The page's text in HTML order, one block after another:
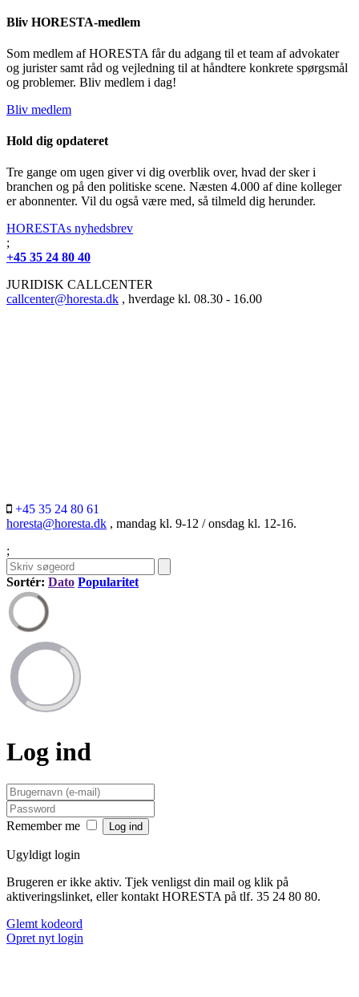
Bliv HORESTA-medlem
Som medlem af HORESTA får du adgang til et team af advokater
og jurister samt råd og vejledning til at håndtere konkrete spørgsmål
og problemer. Bliv medlem i dag!
Bliv medlem
Hold dig opdateret
Tre gange om ugen giver vi dig overblik over, hvad der sker i
branchen og på den politiske scene. Næsten 4.000 af dine kolleger
er abonnenter. Vil du også være med, så tilmeld dig herunder.
HORESTAs nyhedsbrev
;
+45 35 24 80 40
JURIDISK CALLCENTER
callcenter@horesta.dk , hverdage kl. 08.30 - 16.00
+45 35 24 80 61
horesta@horesta.dk , mandag kl. 9-12 / onsdag kl. 12-16.
;
Sortér: Dato Popularitet
Log ind
Remember me
Ugyldigt login
Brugeren er ikke aktiv. Tjek venligst din mail og klik på
aktiveringslinket, eller kontakt HORESTA på tlf. 35 24 80 80.
Glemt kodeord
Opret nyt login